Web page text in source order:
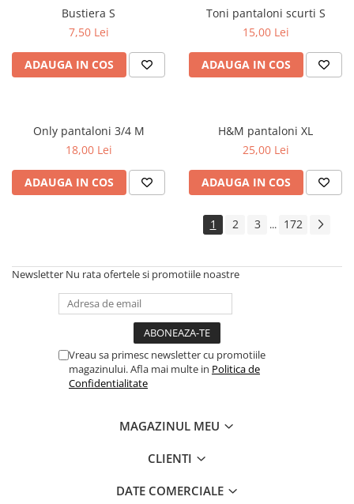
Bustiera S
7,50 Lei
ADAUGA IN COS
Toni pantaloni scurti S
15,00 Lei
ADAUGA IN COS
Only pantaloni 3/4 M
18,00 Lei
ADAUGA IN COS
H&M pantaloni XL
25,00 Lei
ADAUGA IN COS
1 2 3 ... 172
Newsletter Nu rata ofertele si promotiile noastre
Vreau sa primesc newsletter cu promotiile
magazinului. Afla mai multe in Politica de
Confidentialitate
MAGAZINUL MEU
CLIENTI
DATE COMERCIALE